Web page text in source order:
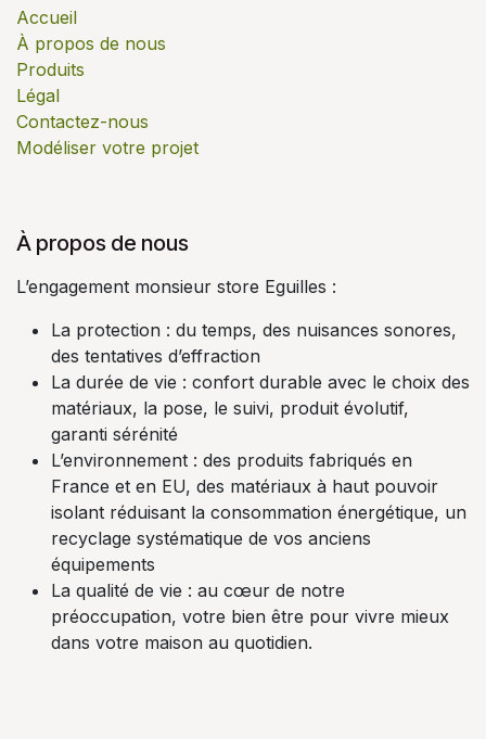
Accueil
À propos de nous
Produits
Légal
Contactez-nous
Modéliser votre projet
À propos de nous
L’engagement monsieur store Eguilles :
La protection : du temps, des nuisances sonores,
des tentatives d’effraction
La durée de vie : confort durable avec le choix des
matériaux, la pose, le suivi, produit évolutif,
garanti sérénité
L’environnement : des produits fabriqués en
France et en EU, des matériaux à haut pouvoir
isolant réduisant la consommation énergétique, un
recyclage systématique de vos anciens
équipements
La qualité de vie : au cœur de notre
préoccupation, votre bien être pour vivre mieux
dans votre maison au quotidien.